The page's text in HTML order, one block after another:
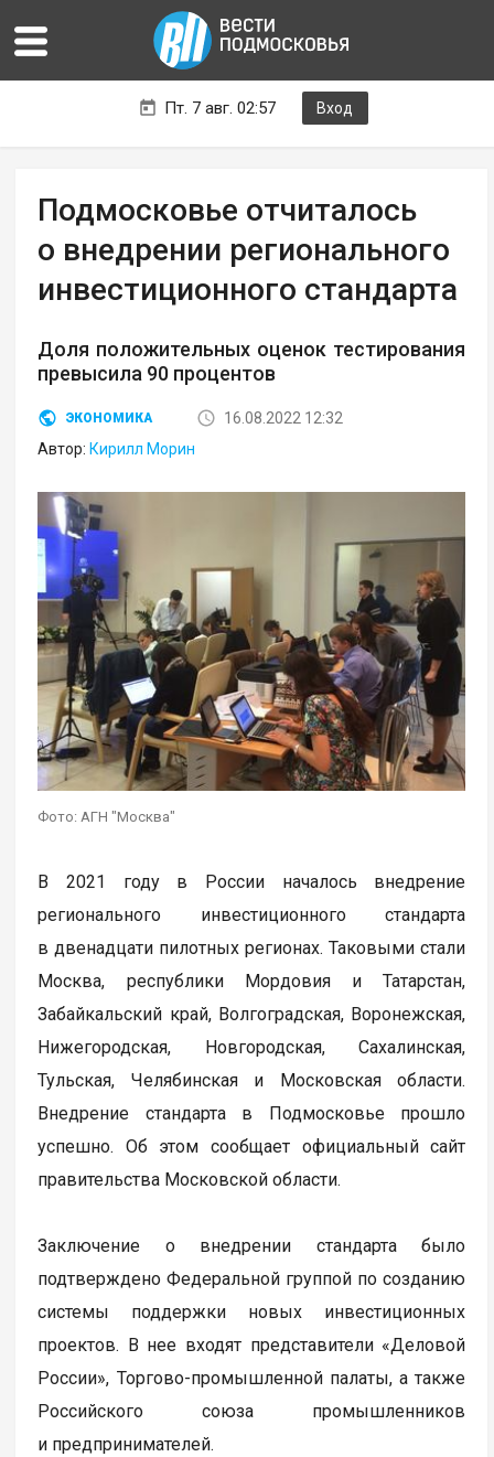
Пт. 7 авг. 02:57 Вход
Подмосковье отчиталось
о внедрении регионального
инвестиционного стандарта
Доля положительных оценок тестирования
превысила 90 процентов
ЭКОНОМИКА
16.08.2022 12:32
Автор: Кирилл Морин
Фото: АГН "Москва"
В 2021 году в России началось внедрение
регионального инвестиционного стандарта
в двенадцати пилотных регионах. Таковыми стали
Москва, республики Мордовия и Татарстан,
Забайкальский край, Волгоградская, Воронежская,
Нижегородская, Новгородская, Сахалинская,
Тульская, Челябинская и Московская области.
Внедрение стандарта в Подмосковье прошло
успешно. Об этом сообщает официальный сайт
правительства Московской области.
Заключение о внедрении стандарта было
подтверждено Федеральной группой по созданию
системы поддержки новых инвестиционных
проектов. В нее входят представители «Деловой
России», Торгово-промышленной палаты, а также
Российского союза промышленников
и предпринимателей.